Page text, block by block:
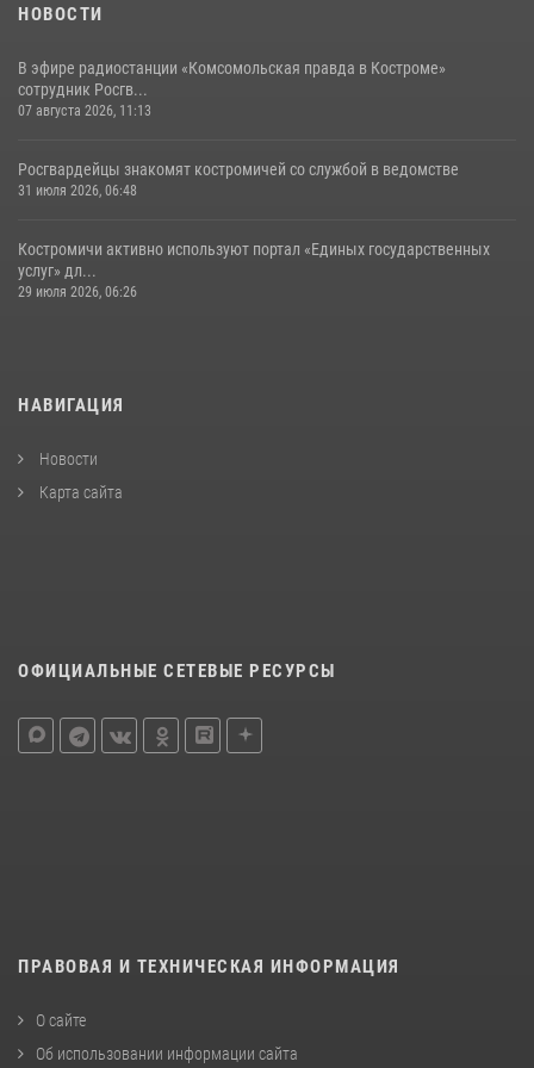
НОВОСТИ
В эфире радиостанции «Комсомольская правда в Костроме»
сотрудник Росгв...
07 августа 2026, 11:13
Росгвардейцы знакомят костромичей со службой в ведомстве
31 июля 2026, 06:48
Костромичи активно используют портал «Единых государственных
услуг» дл...
29 июля 2026, 06:26
НАВИГАЦИЯ
Новости
Карта сайта
ОФИЦИАЛЬНЫЕ СЕТЕВЫЕ РЕСУРСЫ
ПРАВОВАЯ И ТЕХНИЧЕСКАЯ ИНФОРМАЦИЯ
О сайте
Об использовании информации сайта